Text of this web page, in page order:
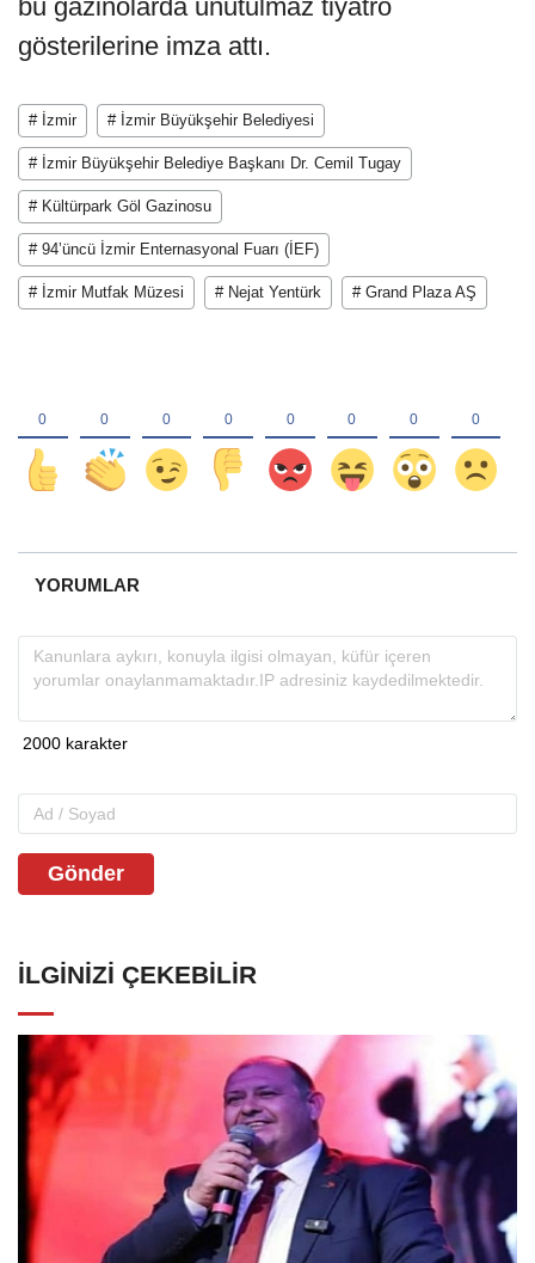
bu gazinolarda unutulmaz tiyatro
gösterilerine imza attı.
# İzmir # İzmir Büyükşehir Belediyesi
# İzmir Büyükşehir Belediye Başkanı Dr. Cemil Tugay
# Kültürpark Göl Gazinosu
# 94’üncü İzmir Enternasyonal Fuarı (İEF)
# İzmir Mutfak Müzesi # Nejat Yentürk # Grand Plaza AŞ
YORUMLAR
Gönder
İLGINIZI ÇEKEBILIR